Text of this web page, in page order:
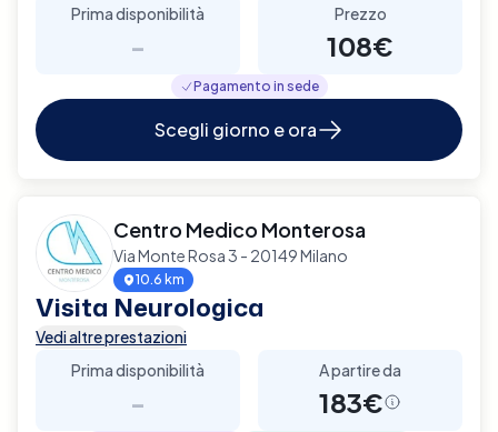
Prima disponibilità
-
Prezzo
108€
Pagamento in sede
Scegli giorno e ora
Centro Medico Monterosa
Via Monte Rosa 3 - 20149 Milano
10.6 km
Visita Neurologica
Vedi altre prestazioni
Prima disponibilità
-
A partire da
183€